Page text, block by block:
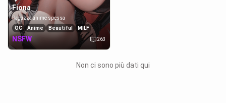
Fiona
Ragazza anime spessa
OC
Anime Beautiful MILF
NSFW 263
Non ci sono più dati qui